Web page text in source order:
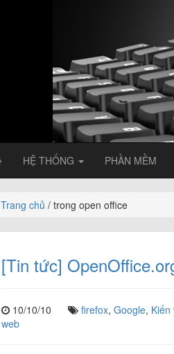
HỆ THỐNG PHẦN MỀM
Trang chủ / trong open office
[Tin tức]
10/10/10 firefox, Google, Kiến
web